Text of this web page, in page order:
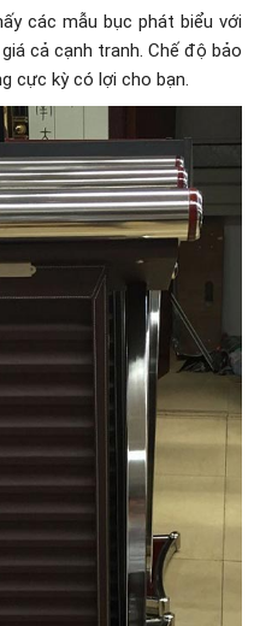
các mẫu bục phát biểu với
cả cạnh tranh. Chế độ bảo
cực kỳ có lợi cho bạn.